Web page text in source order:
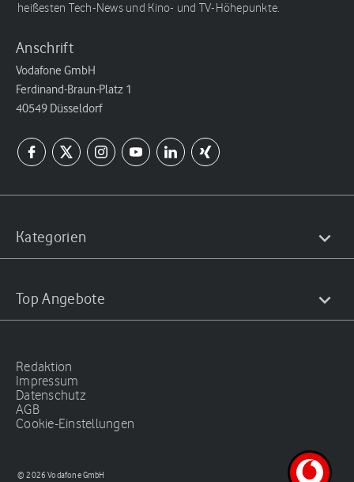
heißesten Tech-News und Kino- und TV-Höhepunkte.
Anschrift
Vodafone GmbH
Ferdinand-Braun-Platz 1
40549 Düsseldorf
Kategorien
Top Angebote
Redaktion
Impressum
Datenschutz
AGB
Cookie-Einstellungen
© 2026 Vodafone GmbH